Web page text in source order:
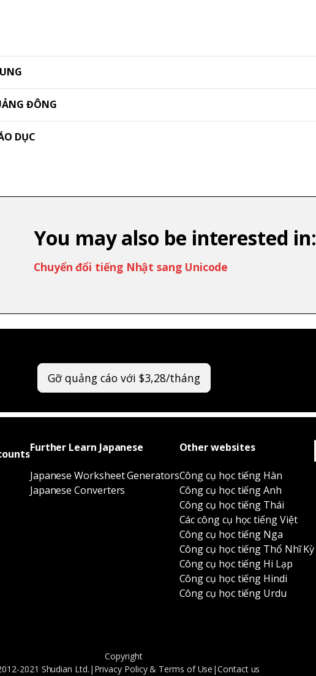
ĐÔNG
DỤC
You may also be interested in:
Chuyển đổi tiếng Nhật sang Unicode
Gỡ quảng cáo với $3,28/tháng
Further Learn Japanese
Japanese Worksheet Generators
Japanese Converters
Other websites
Công cụ học tiếng Hàn
Công cụ học tiếng Anh
Công cụ học tiếng Thái
Các công cụ học tiếng Việt
Công cụ học tiếng Nga
Công cụ học tiếng Thổ Nhĩ Kỳ
Công cụ học tiếng Hi Lạp
Công cụ học tiếng Hindi
Công cụ học tiếng Urdu
Copyright
2021 Shudian Ltd.| Privacy Policy& Terms of Use |Contact us